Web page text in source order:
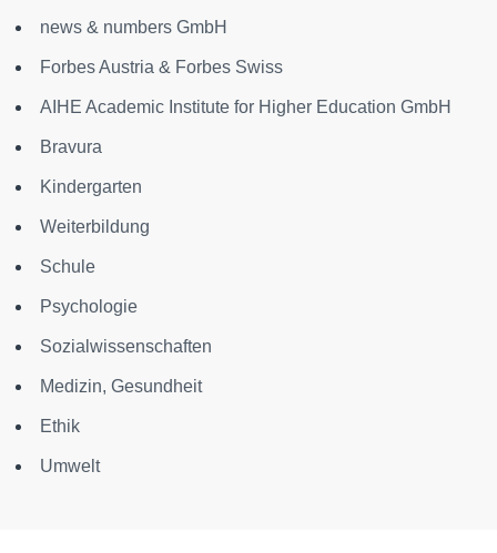
news & numbers GmbH
Forbes Austria & Forbes Swiss
AIHE Academic Institute for Higher Education GmbH
Bravura
Kindergarten
Weiterbildung
Schule
Psychologie
Sozialwissenschaften
Medizin, Gesundheit
Ethik
Umwelt